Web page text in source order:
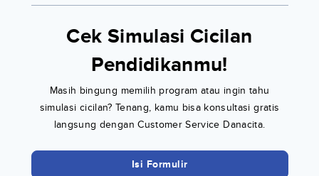
Cek Simulasi Cicilan
Pendidikanmu!
Masih bingung memilih program atau ingin tahu
simulasi cicilan? Tenang, kamu bisa konsultasi gratis
langsung dengan Customer Service Danacita.
Isi Formulir